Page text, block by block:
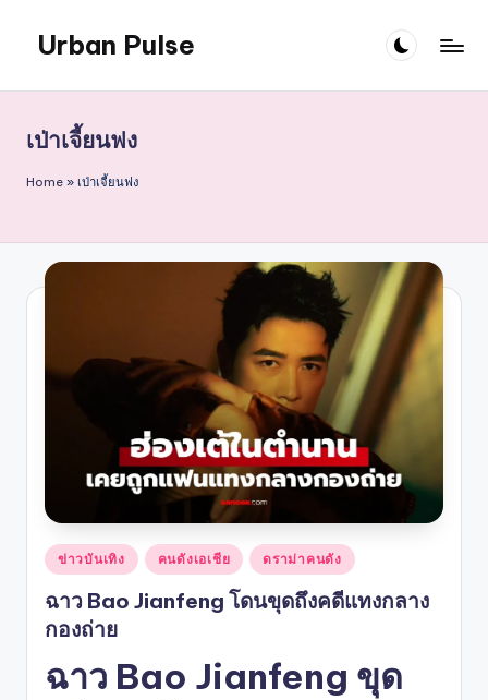
content
Urban Pulse
เป่าเจี้ยนฟง
Home » เป่าเจี้ยนฟง
Posted
in
ข่าวบันเทิง คนดังเอเชีย ดราม่าคนดัง
ฉาว Bao Jianfeng โดนขุดถึงคดีแทงกลาง
กองถ่าย
ฉาว Bao Jianfeng ขุด